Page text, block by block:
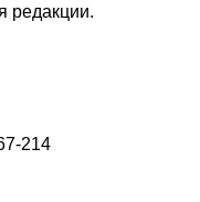
редакции.
214